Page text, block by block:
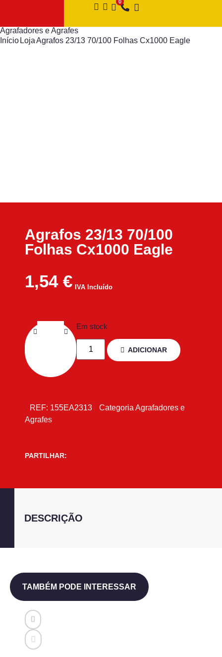
Agrafadores e Agrafes
Início LojaAgrafos 23/13 70/100 Folhas Cx1000 Eagle
Agrafos 23/13 70/100
Folhas Cx1000 Eagle
1,54 € IVA Incluído
Em stock
ADICIONAR
REF: 155EA2313 Categoria Agrafadores e
Agrafes
PARTILHAR:
DESCRIÇÃO
TAMBÉM PODE INTERESSAR